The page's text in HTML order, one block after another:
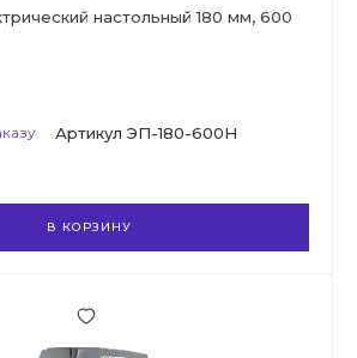
настольный 180 мм, 600
Артикул ЭП-180-600Н
В КОРЗИНУ